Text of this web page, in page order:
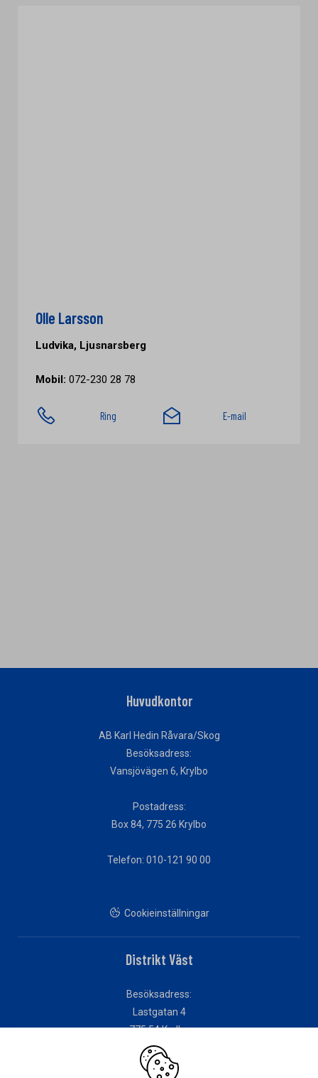
Olle Larsson
Ludvika, Ljusnarsberg
Mobil: 072-230 28 78
Ring E-mail
Huvudkontor
AB Karl Hedin Råvara/Skog
Besöksadress:
Vansjövägen 6, Krylbo
Postadress:
Box 84, 775 26 Krylbo
Telefon: 010-121 90 00
Cookieinställningar
Distrikt Väst
Besöksadress:
Lastgatan 4
775 54 Krylbo